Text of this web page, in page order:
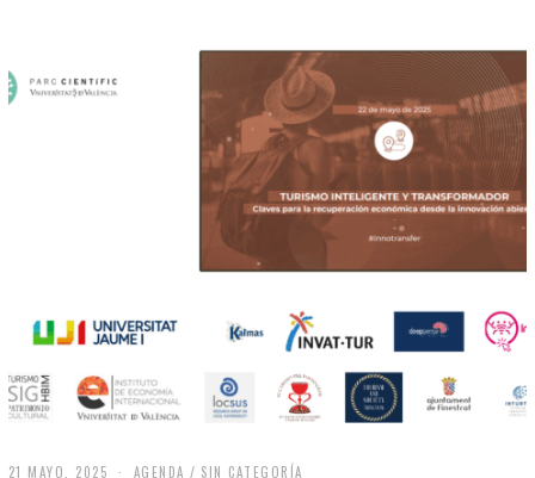
21 MAYO, 2025 AGENDA / SIN CATEGORÍA